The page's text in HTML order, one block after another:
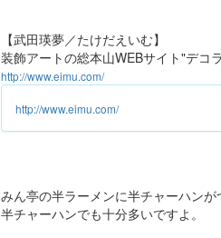
【武田瑛夢／たけだえいむ】
装飾アートの総本山WEBサイト"デコ
http://www.eimu.com/
http://www.eimu.com/
みん亭の半ラーメンに半チャーハンが
半チャーハンでも十分多いですよ。